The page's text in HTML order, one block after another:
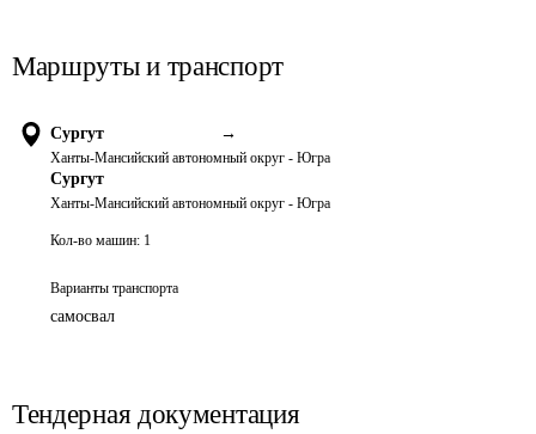
Маршруты и транспорт
Сургут →
Ханты-Мансийский автономный округ - Югра
Сургут
Ханты-Мансийский автономный округ - Югра
Кол-во машин: 1
Варианты транспорта
самосвал
Тендерная документация